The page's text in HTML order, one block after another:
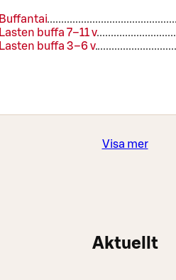
Buffantai
Lasten buffa 7–11 v
Lasten buffa 3–6 v
Visa mer
Aktuellt